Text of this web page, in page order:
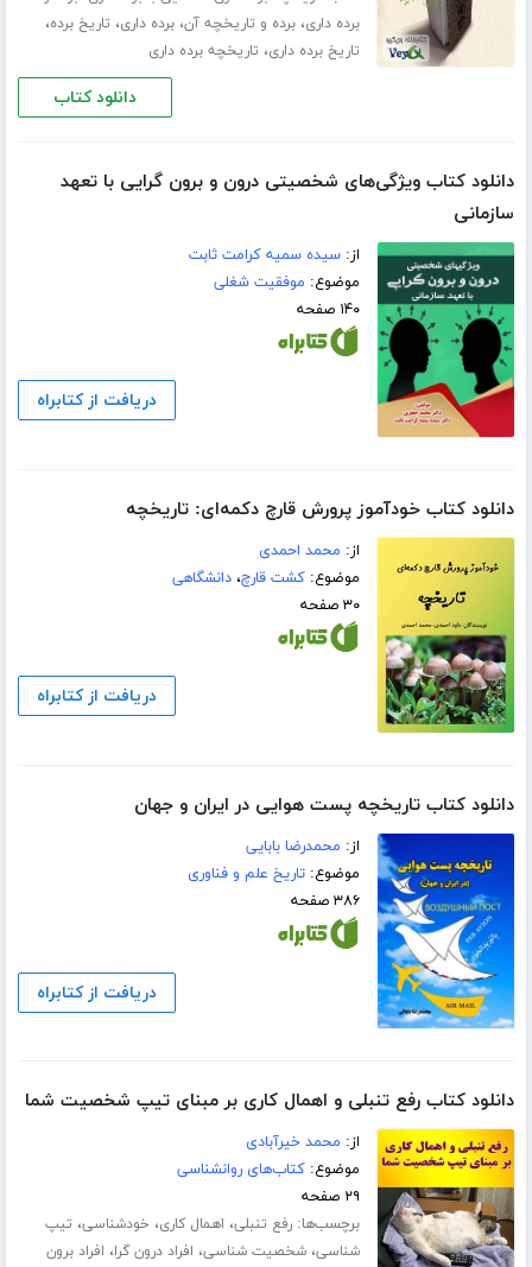
برده داری،برده و تاریخچه آن،برده داری، تاریخ برده،
تاریخ برده داری، تاریخچه برده داری
دانلود کتاب
دانلود کتاب ویژگی‌های شخصیتی درون و برون گرایی با تعهد
سازمانی
از:سیده سمیه کرامت ثابت
موضوع: موفقیت شغلی
۱۴۰ صفحه
دریافت از کتابراه
دانلود کتاب خودآموز پرورش قارچ دکمه‌ای: تاریخچه
از: محمد احمدی
موضوع:کشت قارچ،دانشگاهی
۳۰ صفحه
دریافت از کتابراه
دانلود کتاب تاریخچه پست هوایی در ایران و جهان
از: محمدرضا بابایی
موضوع:تاریخ علم و فناوری
۳۸۶ صفحه
دریافت از کتابراه
دانلود کتاب رفع تنبلی و اهمال کاری بر مبنای تیپ شخصیت شما
از: محمد خیرآبادی
موضوع:کتاب‌های روانشناسی
۲۹ صفحه
برچسب‌ها:رفع تنبلی، اهمال کاری، خودشناسی، تیپ
شناسی،شخصیت شناسی، افراد درون گرا، افراد برون